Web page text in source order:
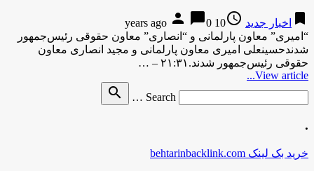
bookmark اخبار جدید access_time
10 years ago
person chat_bubble0
“امیری” معاون پارلمانی و “انصاری” معاون حقوقی رئیس‌جمهور
شدندحسینعلی امیری معاون پارلمانی و مجید انصاری معاون
حقوقی رئیس‌جمهور شدند.۲۱:۳۱ – …
View article...
Search …
search
.
خرید بک لینک behtarinbacklink.com